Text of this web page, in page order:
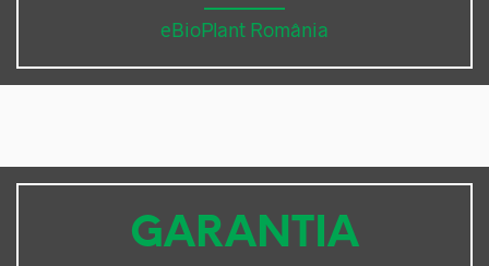
eBioPlant România
GARANTIA